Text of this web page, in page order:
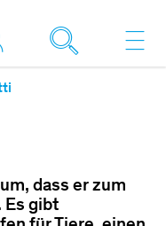
dass er zum
Es gibt